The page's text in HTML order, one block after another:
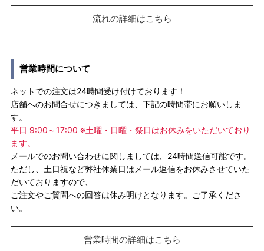
流れの詳細はこちら
営業時間について
ネットでの注文は24時間受け付けております！
店舗へのお問合せにつきましては、下記の時間帯にお願いしま
す。
平日 9:00～17:00 ※土曜・日曜・祭日はお休みをいただいており
ます。
メールでのお問い合わせに関しましては、24時間送信可能です。
ただし、土日祝など弊社休業日はメール返信をお休みさせていた
だいておりますので、
ご注文やご質問への回答は休み明けとなります。ご了承くださ
い。
営業時間の詳細はこちら